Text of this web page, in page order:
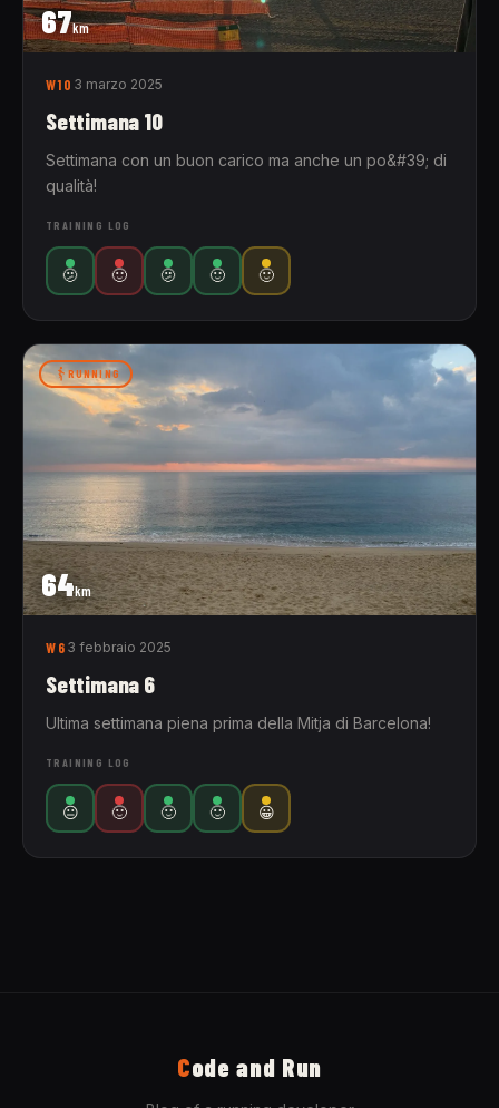
67km
W10 3 marzo 2025
Settimana 10
Settimana con un buon carico ma anche un po&#39; di
qualità!
TRAINING LOG
🫤 🙂 🫤 🙂 🙂
64km
RUNNING
W6 3 febbraio 2025
Settimana 6
Ultima settimana piena prima della Mitja di Barcelona!
TRAINING LOG
😐 🙂 🙂 🙂 😀
Code and Run